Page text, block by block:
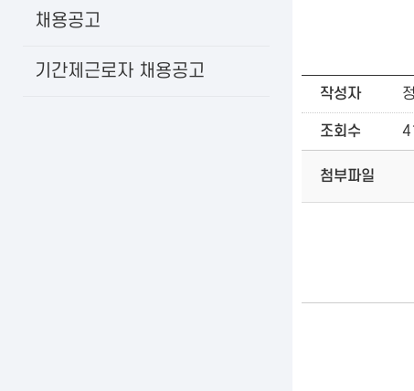
채용공고
기간제근로자 채용공고
작성자
조회수
첨부파일